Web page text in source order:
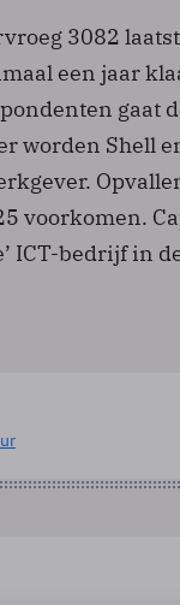
3082
een jaar
gaat
worden Shell
voorkomen.
ICT-bedrijf in